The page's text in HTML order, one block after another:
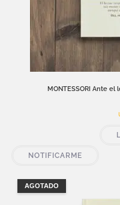
MONTESSORI Ante
NOTIFICARME
AGOTADO